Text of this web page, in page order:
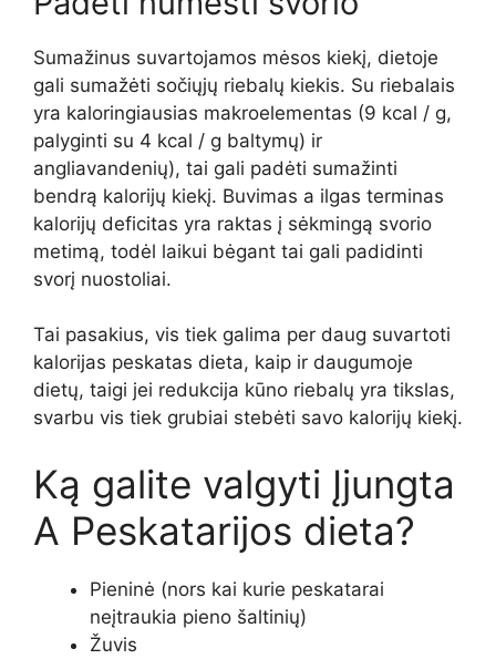
Sumažinus suvartojamos mėsos kiekį, dietoje
gali sumažėti sočiųjų riebalų kiekis. Su riebalais
yra kaloringiausias makroelementas (9 kcal / g,
palyginti su 4 kcal / g baltymų) ir
angliavandenių), tai gali padėti sumažinti
bendrą kalorijų kiekį. Buvimas a ilgas terminas
kalorijų deficitas yra raktas į sėkmingą svorio
metimą, todėl laikui bėgant tai gali padidinti
svorį nuostoliai.
Tai pasakius, vis tiek galima per daug suvartoti
kalorijas peskatas dieta, kaip ir daugumoje
dietų, taigi jei redukcija kūno riebalų yra tikslas,
svarbu vis tiek grubiai stebėti savo kalorijų kiekį.
Ką galite valgyti Įjungta
A Peskatarijos dieta?
Pieninė (nors kai kurie peskatarai
neįtraukia pieno šaltinių)
Žuvis